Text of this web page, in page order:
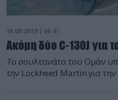
18.08.2010 | 06:41
Ακόμη δύο C-130J για
Το σουλτανάτο του Ομάν
την Lockheed Martin για